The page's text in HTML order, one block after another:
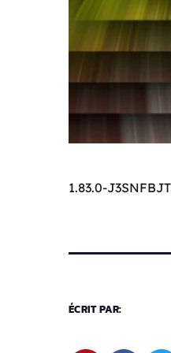
1.83.0-
ÉCRIT PAR: